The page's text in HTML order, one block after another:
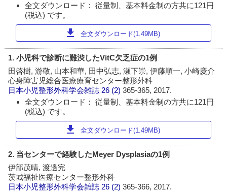
全文ダウンロード： 従量制、基本料金制の方共に121円
(税込) です。
download 全文ダウンロード(1.49MB)
1. 小児科で診断に難渋したVitC欠乏症の1例
田啓樹, 游敬, 山本和華, 田中弘志, 瀬下崇, 伊藤順一, 小崎慶介
心身障害児総合医療療育センター整形外科
日本小児整形外科学会雑誌 26 (2)365-365, 2017.
全文ダウンロード： 従量制、基本料金制の方共に121円
(税込) です。
download 全文ダウンロード(1.49MB)
2. 当センターで経験したMeyer Dysplasiaの1例
伊部茂晴, 渡邊完
茨城福祉医療センター整形外科
日本小児整形外科学会雑誌 26 (2)365-366, 2017.